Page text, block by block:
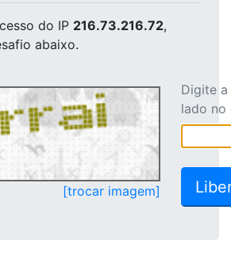
do IP 216.73.216.72,
abaixo.
[trocar imagem]
Digite
lado no